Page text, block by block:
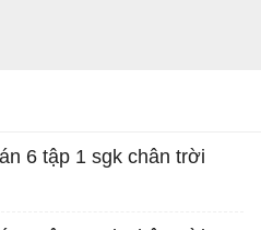
6 tập 1 sgk chân trời